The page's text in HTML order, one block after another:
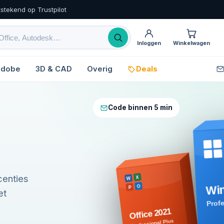
op Trustpilot
Inloggen Winkelwagen
3D & CAD Overig Deals
Code binnen 5 min
W X
P O
Office 2021